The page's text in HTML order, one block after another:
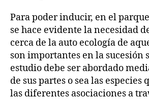
Para poder inducir, en el
se hace evidente la necesidad
cerca de la auto ecología de
son importantes en la sucesión
estudio debe ser abordado
de sus partes o sea las especies
las diferentes asociaciones a